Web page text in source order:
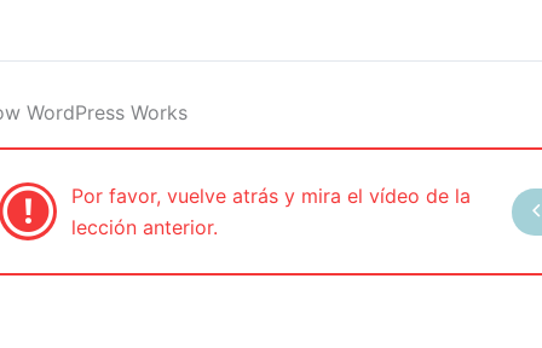
WordPress Works
Por favor, vuelve atrás y mira el vídeo de la
lección anterior.